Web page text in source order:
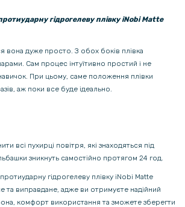
279 грн
239 грн
камеру та металевм кільцем
гідрогелеву плівку iNobi Matte
вона дуже просто. З обох боків плівка
Сам процес інтуїтивно простий і не
При цьому, саме положення плівки
аж поки все буде ідеально.
всі пухирці повітря, які знаходяться під
зникнуть самостійно протягом 24 год.
гідрогелеву плівку iNobi Matte
та виправдане, адже ви отримуєте надійний
комфорт використання та зможете зберегти